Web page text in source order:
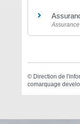
© Direction de
comarquage